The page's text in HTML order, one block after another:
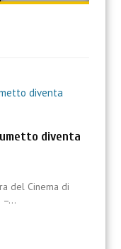
diventa
del Cinema di
–…